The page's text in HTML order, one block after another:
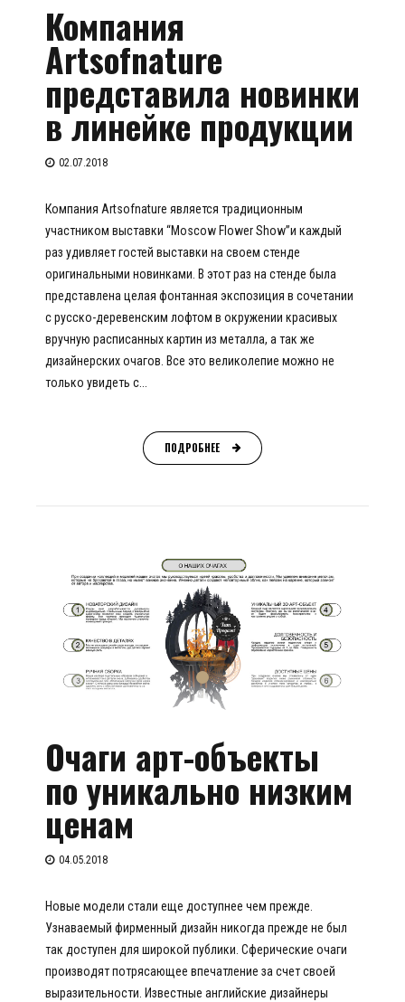
Компания
Artsofnature
представила новинки
в линейке продукции
02.07.2018
Компания Artsofnature является традиционным
участником выставки “Moscow Flower Show”и каждый
раз удивляет гостей выставки на своем стенде
оригинальными новинками. В этот раз на стенде была
представлена целая фонтанная экспозиция в сочетании
с русско-деревенским лофтом в окружении красивых
вручную расписанных картин из металла, а так же
дизайнерских очагов. Все это великолепие можно не
только увидеть с...
ПОДРОБНЕЕ
Очаги арт-объекты
по уникально низким
ценам
04.05.2018
Новые модели стали еще доступнее чем прежде.
Узнаваемый фирменный дизайн никогда прежде не был
так доступен для широкой публики. Сферические очаги
производят потрясающее впечатление за счет своей
выразительности. Известные английские дизайнеры